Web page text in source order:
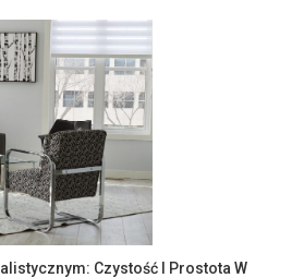
Czystość I Prostota W